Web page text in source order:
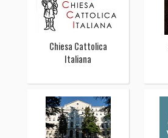
Chiesa Cattolica
Italiana